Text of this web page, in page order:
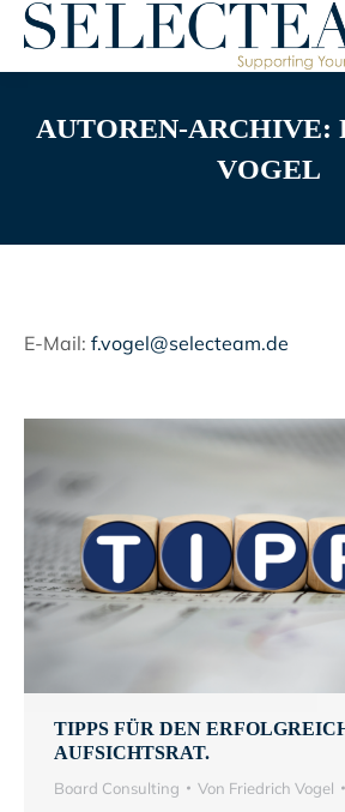
AUTOREN-ARCHIVE:
VOGEL
E-Mail: f.vogel@selecteam.de
TIPPS FÜR DEN
AUFSICHTSRAT.
Board Consulting Von Friedrich Vogel